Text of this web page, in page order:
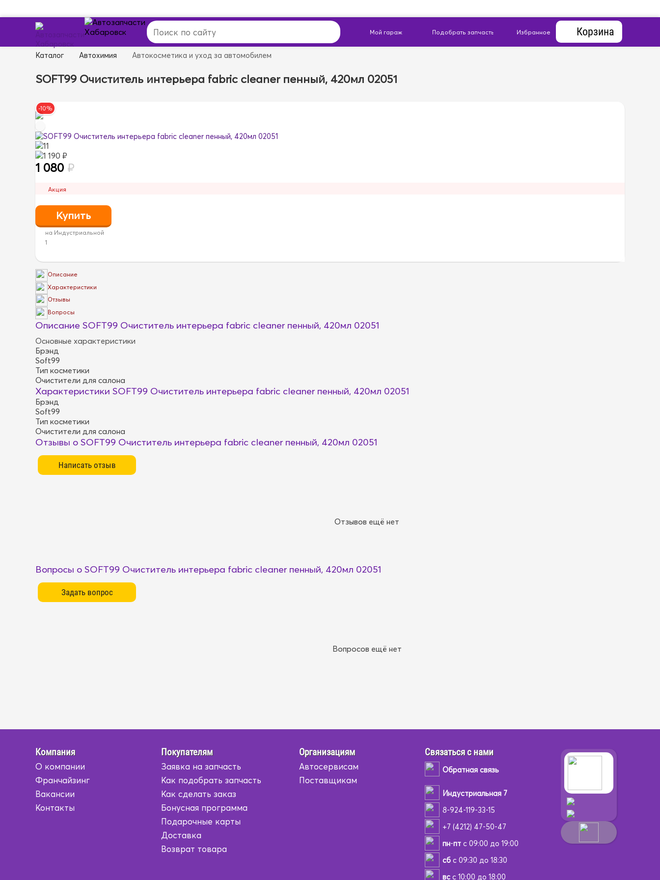
Корзина
Каталог Автохимия Автокосметика и уход за автомобилем
SOFT99 Очиститель интерьера fabric cleaner пенный, 420мл 02051
-10%
11
1 190 ₽
1 080 ₽
Акция
на Индустриальной
1
Описание
Характеристики
Отзывы
Вопросы
Описание SOFT99 Очиститель интерьера fabric cleaner пенный, 420мл 02051
Основные характеристики
Брэнд
Soft99
Тип косметики
Очистители для салона
Характеристики SOFT99 Очиститель интерьера fabric cleaner пенный, 420мл 02051
Брэнд
Soft99
Тип косметики
Очистители для салона
Отзывы о SOFT99 Очиститель интерьера fabric cleaner пенный, 420мл 02051
Отзывов ещё нет
Вопросы о SOFT99 Очиститель интерьера fabric cleaner пенный, 420мл 02051
Вопросов ещё нет
Компания
О компании
Франчайзинг
Вакансии
Контакты
Покупателям
Заявка на запчасть
Как подобрать запчасть
Как сделать заказ
Бонусная программа
Подарочные карты
Доставка
Возврат товара
Организациям
Автосервисам
Поставщикам
Связаться с нами
Обратная связь
Индустриальная 7
8-924-119-33-15
+7 (4212) 47-50-47
пн-птс 09:00 до 19:00
сбс 09:30 до 18:30
всс 10:00 до 18:00